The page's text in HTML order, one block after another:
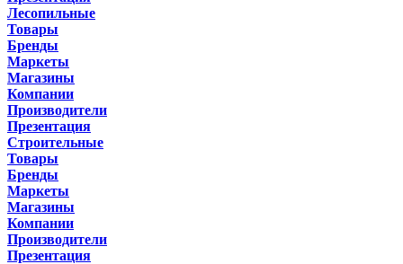
Лесопильные
Товары
Бренды
Маркеты
Магазины
Компании
Производители
Презентация
Строительные
Товары
Бренды
Маркеты
Магазины
Компании
Производители
Презентация